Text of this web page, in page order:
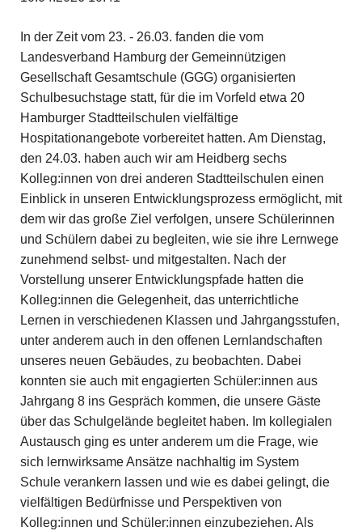
In der Zeit vom 23. - 26.03. fanden die vom
Landesverband Hamburg der Gemeinnützigen
Gesellschaft Gesamtschule (GGG) organisierten
Schulbesuchstage statt, für die im Vorfeld etwa 20
Hamburger Stadtteilschulen vielfältige
Hospitationangebote vorbereitet hatten. Am Dienstag,
den 24.03. haben auch wir am Heidberg sechs
Kolleg:innen von drei anderen Stadtteilschulen einen
Einblick in unseren Entwicklungsprozess ermöglicht, mit
dem wir das große Ziel verfolgen, unsere Schülerinnen
und Schülern dabei zu begleiten, wie sie ihre Lernwege
zunehmend selbst- und mitgestalten. Nach der
Vorstellung unserer Entwicklungspfade hatten die
Kolleg:innen die Gelegenheit, das unterrichtliche
Lernen in verschiedenen Klassen und Jahrgangsstufen,
unter anderem auch in den offenen Lernlandschaften
unseres neuen Gebäudes, zu beobachten. Dabei
konnten sie auch mit engagierten Schüler:innen aus
Jahrgang 8 ins Gespräch kommen, die unsere Gäste
über das Schulgelände begleitet haben. Im kollegialen
Austausch ging es unter anderem um die Frage, wie
sich lernwirksame Ansätze nachhaltig im System
Schule verankern lassen und wie es dabei gelingt, die
vielfältigen Bedürfnisse und Perspektiven von
Kolleg:innen und Schüler:innen einzubeziehen. Als